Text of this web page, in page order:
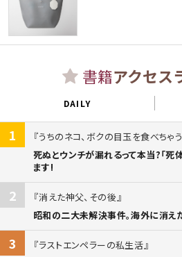
書籍アクセス
DAILY
1
うちのネコ、ボクの目玉を食べちゃ
死ぬとウンチが漏れるって本当?「死
ます!
2
消えた神父、その後
昭和の二大未解決事件。海外に消え
3
ラストエンペラーの私生活